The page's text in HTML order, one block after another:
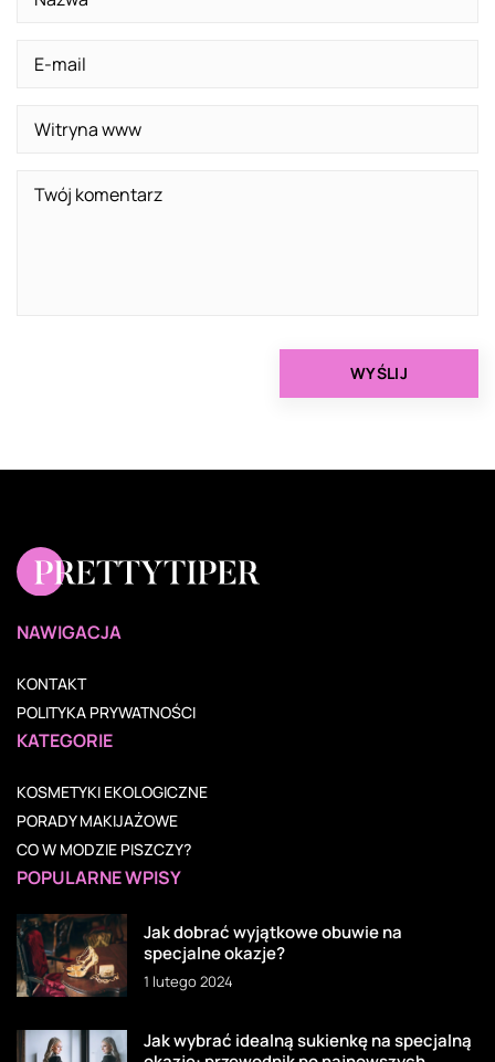
NAWIGACJA
KONTAKT
POLITYKA PRYWATNOŚCI
KATEGORIE
KOSMETYKI EKOLOGICZNE
PORADY MAKIJAŻOWE
CO W MODZIE PISZCZY?
POPULARNE WPISY
Jak dobrać wyjątkowe obuwie na
specjalne okazje?
1 lutego 2024
Jak wybrać idealną sukienkę na specjalną